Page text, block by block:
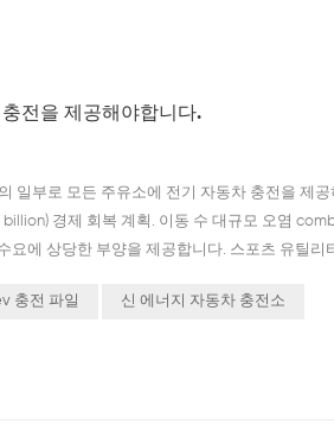
전을 제공해야합니다.
일부로 모든 주유소에 전기 자동차 충전을 제
billion) 경제 회복 계획. 이동 수 대규모 오염
요에 상당한 부양을 제공합니다. 스포츠 유틸
너지 저장 전문가 The M...
충전 파일 신 에너지 자동차 충전소